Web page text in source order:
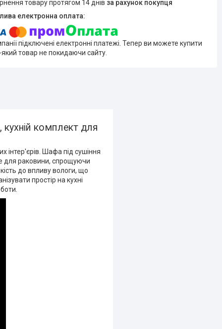
товару протягом 14 днів за рахунок покупця
підключені електронні платежі. Тепер ви можете купити
товар не покидаючи сайту.
комплект для
інтер'єрів. Шафа під сушіння
для раковини, спрощуючи
до впливу вологи, що
простір на кухні